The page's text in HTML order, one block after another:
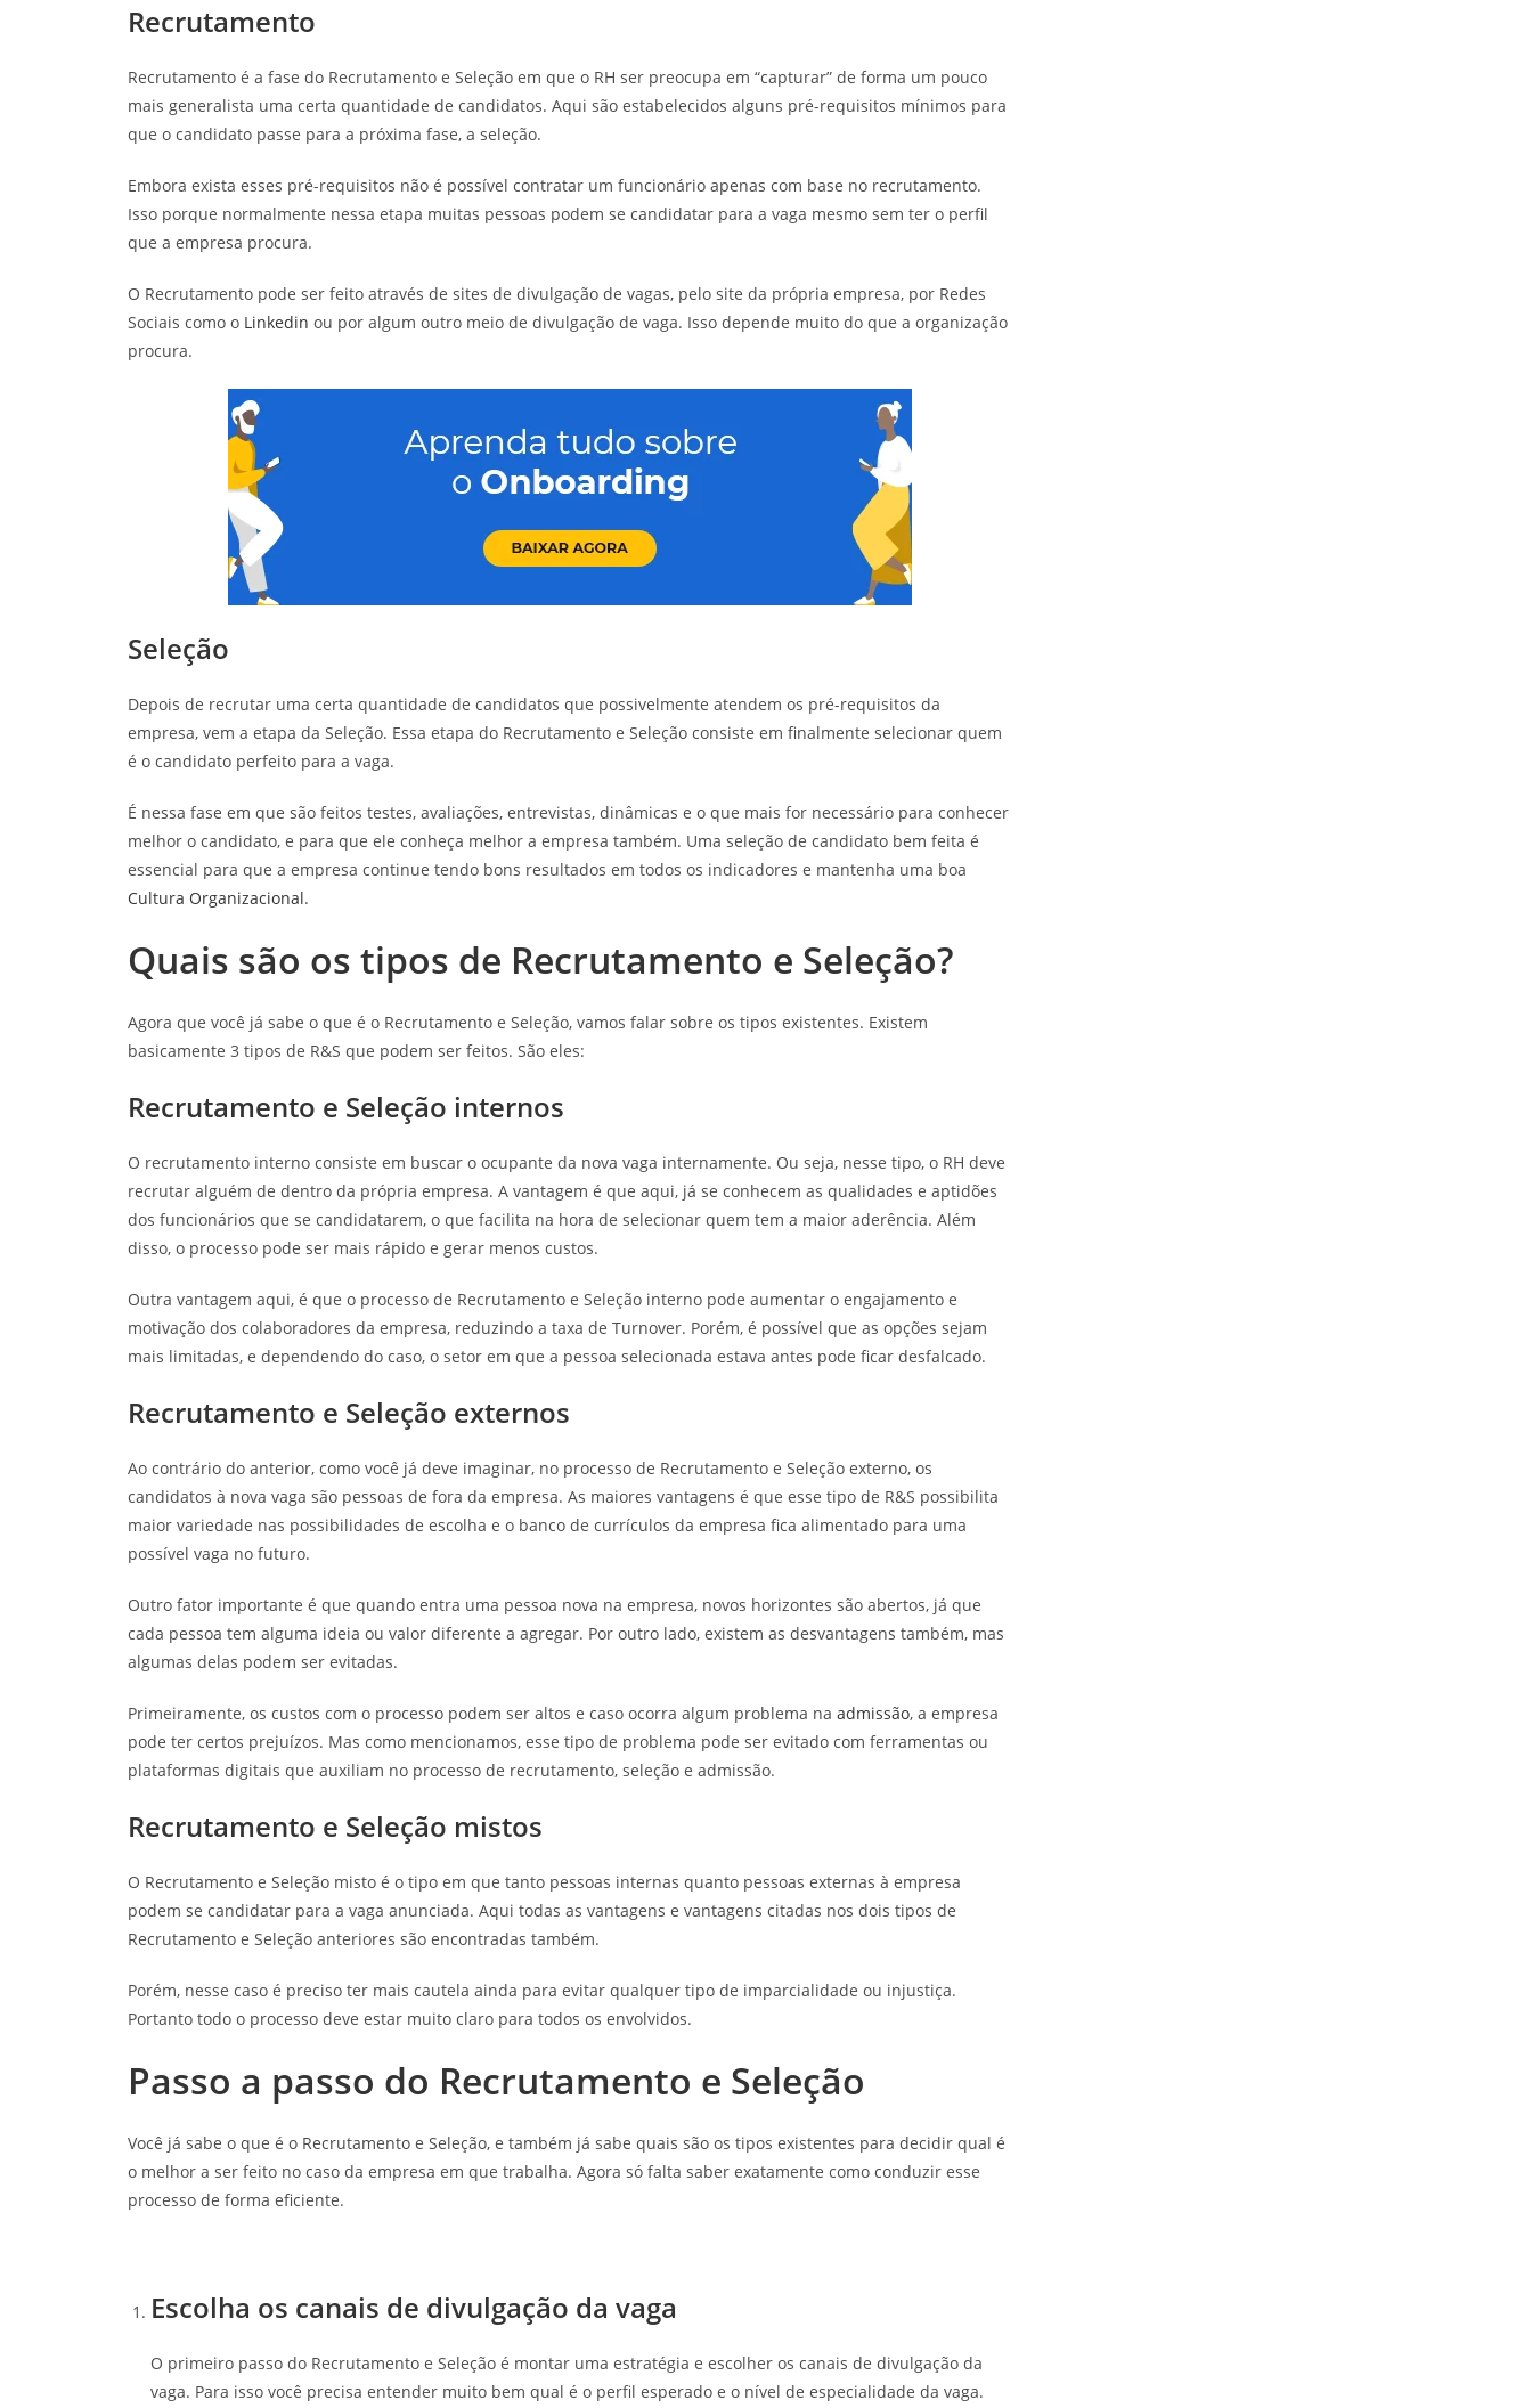
Recrutamento
Recrutamento é a fase do Recrutamento e Seleção em que o RH ser preocupa em “capturar” de forma um pouco
mais generalista uma certa quantidade de candidatos. Aqui são estabelecidos alguns pré-requisitos mínimos para
que o candidato passe para a próxima fase, a seleção.
Embora exista esses pré-requisitos não é possível contratar um funcionário apenas com base no recrutamento.
Isso porque normalmente nessa etapa muitas pessoas podem se candidatar para a vaga mesmo sem ter o perfil
que a empresa procura.
O Recrutamento pode ser feito através de sites de divulgação de vagas, pelo site da própria empresa, por Redes
Sociais como o Linkedin ou por algum outro meio de divulgação de vaga. Isso depende muito do que a organização
procura.
Seleção
Depois de recrutar uma certa quantidade de candidatos que possivelmente atendem os pré-requisitos da
empresa, vem a etapa da Seleção. Essa etapa do Recrutamento e Seleção consiste em finalmente selecionar quem
é o candidato perfeito para a vaga.
É nessa fase em que são feitos testes, avaliações, entrevistas, dinâmicas e o que mais for necessário para conhecer
melhor o candidato, e para que ele conheça melhor a empresa também. Uma seleção de candidato bem feita é
essencial para que a empresa continue tendo bons resultados em todos os indicadores e mantenha uma boa
Cultura Organizacional.
Quais são os tipos de Recrutamento e Seleção?
Agora que você já sabe o que é o Recrutamento e Seleção, vamos falar sobre os tipos existentes. Existem
basicamente 3 tipos de R&S que podem ser feitos. São eles:
Recrutamento e Seleção internos
O recrutamento interno consiste em buscar o ocupante da nova vaga internamente. Ou seja, nesse tipo, o RH deve
recrutar alguém de dentro da própria empresa. A vantagem é que aqui, já se conhecem as qualidades e aptidões
dos funcionários que se candidatarem, o que facilita na hora de selecionar quem tem a maior aderência. Além
disso, o processo pode ser mais rápido e gerar menos custos.
Outra vantagem aqui, é que o processo de Recrutamento e Seleção interno pode aumentar o engajamento e
motivação dos colaboradores da empresa, reduzindo a taxa de Turnover. Porém, é possível que as opções sejam
mais limitadas, e dependendo do caso, o setor em que a pessoa selecionada estava antes pode ficar desfalcado.
Recrutamento e Seleção externos
Ao contrário do anterior, como você já deve imaginar, no processo de Recrutamento e Seleção externo, os
candidatos à nova vaga são pessoas de fora da empresa. As maiores vantagens é que esse tipo de R&S possibilita
maior variedade nas possibilidades de escolha e o banco de currículos da empresa fica alimentado para uma
possível vaga no futuro.
Outro fator importante é que quando entra uma pessoa nova na empresa, novos horizontes são abertos, já que
cada pessoa tem alguma ideia ou valor diferente a agregar. Por outro lado, existem as desvantagens também, mas
algumas delas podem ser evitadas.
Primeiramente, os custos com o processo podem ser altos e caso ocorra algum problema na admissão, a empresa
pode ter certos prejuízos. Mas como mencionamos, esse tipo de problema pode ser evitado com ferramentas ou
plataformas digitais que auxiliam no processo de recrutamento, seleção e admissão.
Recrutamento e Seleção mistos
O Recrutamento e Seleção misto é o tipo em que tanto pessoas internas quanto pessoas externas à empresa
podem se candidatar para a vaga anunciada. Aqui todas as vantagens e vantagens citadas nos dois tipos de
Recrutamento e Seleção anteriores são encontradas também.
Porém, nesse caso é preciso ter mais cautela ainda para evitar qualquer tipo de imparcialidade ou injustiça.
Portanto todo o processo deve estar muito claro para todos os envolvidos.
Passo a passo do Recrutamento e Seleção
Você já sabe o que é o Recrutamento e Seleção, e também já sabe quais são os tipos existentes para decidir qual é
o melhor a ser feito no caso da empresa em que trabalha. Agora só falta saber exatamente como conduzir esse
processo de forma eficiente.
Escolha os canais de divulgação da vaga
O primeiro passo do Recrutamento e Seleção é montar uma estratégia e escolher os canais de divulgação da
vaga. Para isso você precisa entender muito bem qual é o perfil esperado e o nível de especialidade da vaga.